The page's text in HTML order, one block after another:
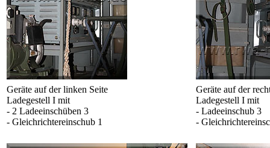
Geräte auf der linken Seite
Ladegestell I mit
- 2 Ladeeinschüben 3
- Gleichrichtereinschub 1
Geräte auf der
Ladegestell I mit
- Ladeeinschub 3
-